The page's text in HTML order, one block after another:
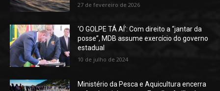
27 de fevereiro de 2026
‘O GOLPE TÁ AÍ’: Com direito a “jantar da
posse”, MDB assume exercício do governo
estadual
10 de julho de 2024
Ministério da Pesca e Aquicultura encerra